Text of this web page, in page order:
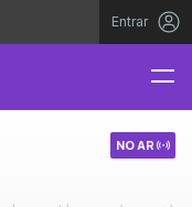
Entrar
NO AR